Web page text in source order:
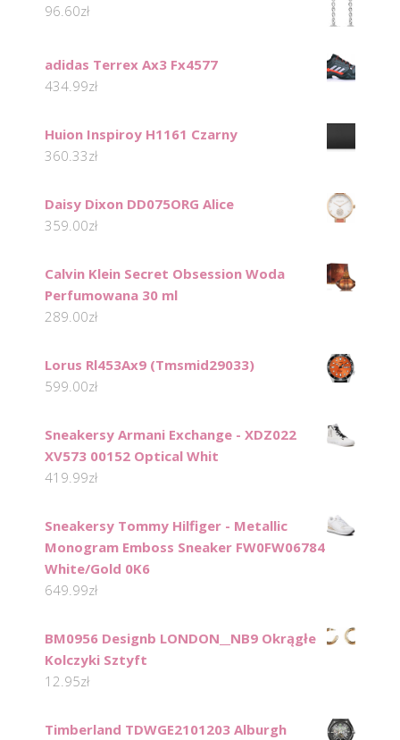
96.60zł
adidas Terrex Ax3 Fx4577
434.99zł
Huion Inspiroy H1161 Czarny
360.33zł
Daisy Dixon DD075ORG Alice
359.00zł
Calvin Klein Secret Obsession Woda
Perfumowana 30 ml
289.00zł
Lorus Rl453Ax9 (Tmsmid29033)
599.00zł
Sneakersy Armani Exchange - XDZ022
XV573 00152 Optical Whit
419.99zł
Sneakersy Tommy Hilfiger - Metallic
Monogram Emboss Sneaker FW0FW06784
White/Gold 0K6
649.99zł
BM0956 Designb LONDON__NB9 Okrągłe
Kolczyki Sztyft
12.95zł
Timberland TDWGE2101203 Alburgh